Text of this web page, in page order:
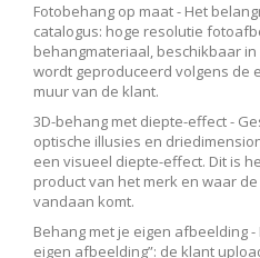
Fotobehang op maat - Het
catalogus: hoge resolutie
behangmateriaal, beschikbaar
wordt geproduceerd volgens de
muur van de klant.
3D-behang met diepte-effect -
optische illusies en
een visueel diepte-effect. Dit is
product van het merk en waar
vandaan komt.
Behang met je eigen afbeelding -
eigen afbeelding”: de klant